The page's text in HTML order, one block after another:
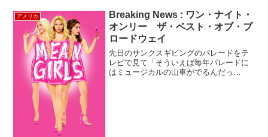
ング・カンパニー）は、同じくコロラ...
アメリカ
Breaking News : ワン・ナイト・
オンリー ザ・ベスト・オブ・ブ
ロードウェイ
先日のサンクスギビングのパレードをテ
レビで見て「そういえば毎年パレードに
はミュージカルの山車がでるんだっ